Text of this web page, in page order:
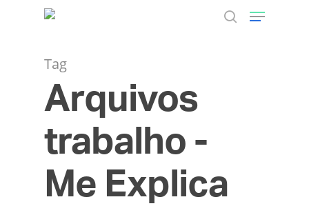
Hit enter to search or ESC to close
Tag
Arquivos
trabalho -
Me Explica